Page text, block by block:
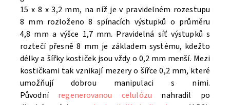
15 x 8 x 3,2 mm, na níž je v pravidelném rozestupu
8 mm rozloženo 8 spínacích výstupků o průměru
4,8 mm a výšce 1,7 mm. Pravidelná síť výstupků s
roztečí přesně 8 mm je základem systému, kdežto
délky a šířky kostiček jsou vždy o 0,2 mm menší. Mezi
kostičkami tak vznikají mezery o šířce 0,2 mm, které
umožňují dobrou manipulaci s nimi.
Původní regenerovanou celulózu nahradil po